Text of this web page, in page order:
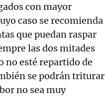
con mayor
caso se recomienda
que puedan raspar
las dos mitades
no esté repartido de
se podrán triturar
no sea muy